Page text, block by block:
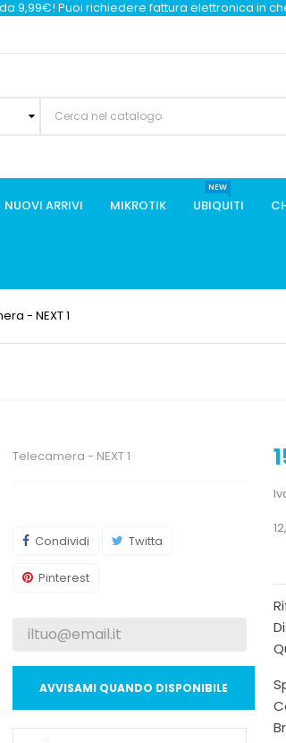
9,99€! Puoi richiedere fattura elettronica in
NUOVI ARRIVI MIKROTIK UBIQUITI
NEW
- NEXT 1
Telecamera - NEXT 1
Condividi Twitta
Pinterest
AVVISAMI QUANDO DISPONIBILE